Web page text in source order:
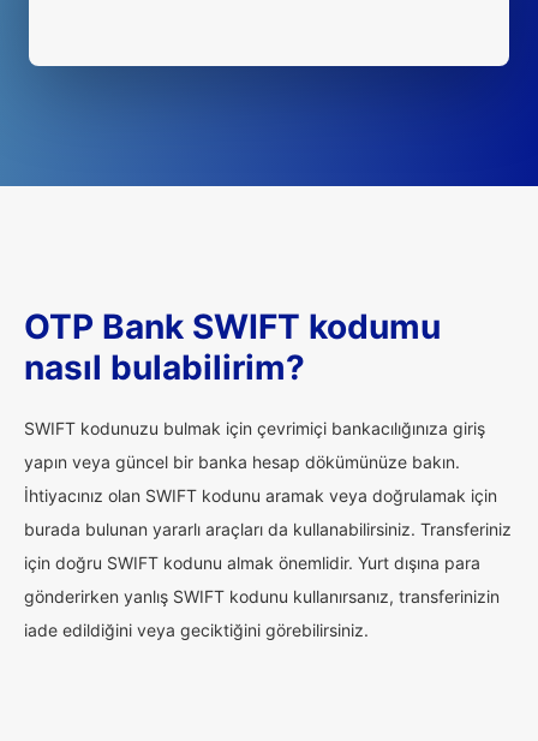
OTP Bank SWIFT kodumu
nasıl bulabilirim?
SWIFT kodunuzu bulmak için çevrimiçi bankacılığınıza giriş
yapın veya güncel bir banka hesap dökümünüze bakın.
İhtiyacınız olan SWIFT kodunu aramak veya doğrulamak için
burada bulunan yararlı araçları da kullanabilirsiniz. Transferiniz
için doğru SWIFT kodunu almak önemlidir. Yurt dışına para
gönderirken yanlış SWIFT kodunu kullanırsanız, transferinizin
iade edildiğini veya geciktiğini görebilirsiniz.